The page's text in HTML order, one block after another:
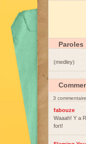
Paroles
(medley)
3
fabouze
Waaah! Y a
fort!